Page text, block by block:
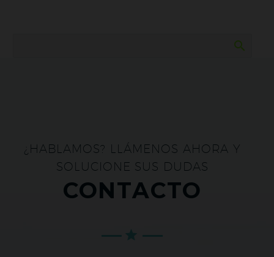
¿HABLAMOS? LLÁMENOS AHORA Y
SOLUCIONE SUS DUDAS
CONTACTO